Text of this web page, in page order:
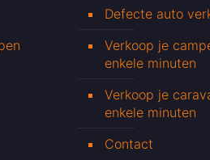
Defecte auto
Verkoop je
enkele minuten
Verkoop je
enkele minuten
Contact